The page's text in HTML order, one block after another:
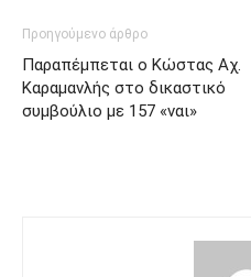
Προηγούμενο άρθρο
Παραπέμπεται ο Κώστας Αχ.
Καραμανλής στο δικαστικό
συμβούλιο με 157 «ναι»